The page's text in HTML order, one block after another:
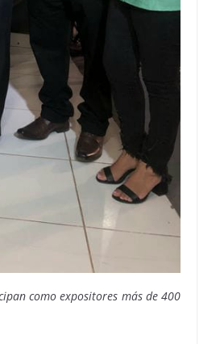
como expositores más de 400